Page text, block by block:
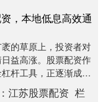
，本地低息高效通
的草原上，投资者对
益高涨。股票配资作
杆工具，正逐渐成为
、优化资金配置的重
江苏股票配资 栏